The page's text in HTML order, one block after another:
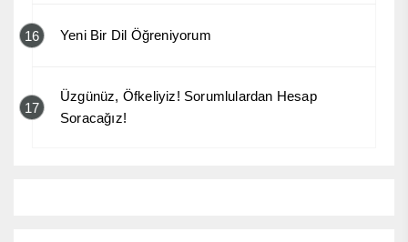
16 Yeni Bir Dil Öğreniyorum
17
Üzgünüz, Öfkeliyiz! Sorumlulardan Hesap
Soracağız!